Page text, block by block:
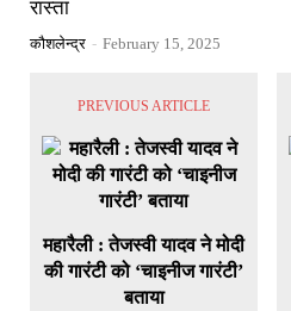
रास्ता
कौशलेन्द्र - February 15, 2025
PREVIOUS ARTICLE
महारैली : तेजस्वी यादव ने मोदी
की गारंटी को ‘चाइनीज गारंटी’
बताया